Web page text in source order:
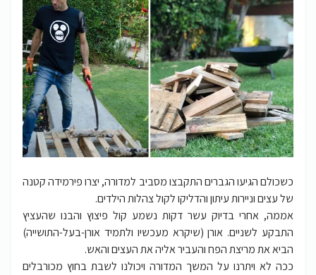
כשכולם הגיעו הגברים התקבצו מסביב למדורה, יצרו פירמידה קטנה
של עצים וניירות עיתון והדליקו לקול צהלות הילדים.
אממה, אחרי בדיוק עשר דקות נשמע קול פיצוץ והבנו שהעציץ
התבקע לשניים. אורן (שיקרא מעכשיו ולתמיד אורן-בעל-התושייה)
הביא את מריצת הפח והעביר אליה את העצים והאש.
ככה לא ויתרנו על המשך המדורה ויכולנו לשבת בחוץ מכורבלים